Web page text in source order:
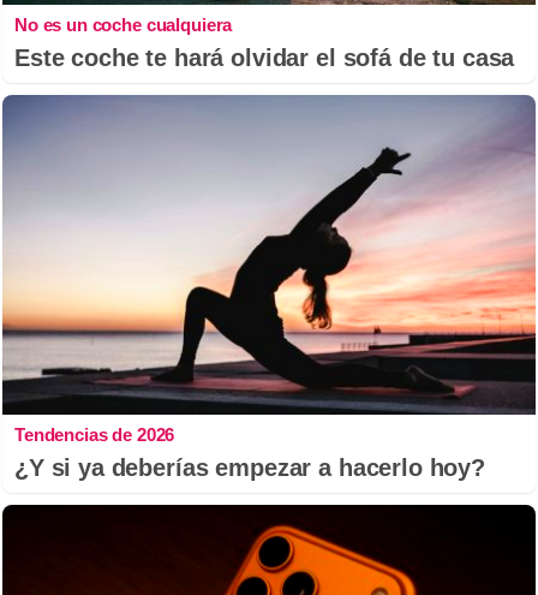
No es un coche cualquiera
Este coche te hará olvidar el sofá de tu casa
Tendencias de 2026
¿Y si ya deberías empezar a hacerlo hoy?